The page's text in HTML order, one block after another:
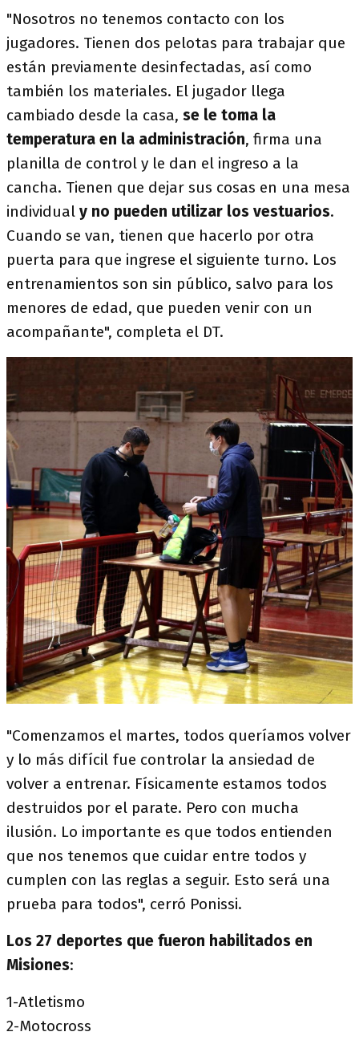
"Nosotros no tenemos contacto con los
jugadores. Tienen dos pelotas para trabajar que
están previamente desinfectadas, así como
también los materiales. El jugador llega
cambiado desde la casa, se le toma la
temperatura en la administración, firma una
planilla de control y le dan el ingreso a la
cancha. Tienen que dejar sus cosas en una mesa
individual y no pueden utilizar los vestuarios.
Cuando se van, tienen que hacerlo por otra
puerta para que ingrese el siguiente turno. Los
entrenamientos son sin público, salvo para los
menores de edad, que pueden venir con un
acompañante", completa el DT.
"Comenzamos el martes, todos queríamos volver
y lo más difícil fue controlar la ansiedad de
volver a entrenar. Físicamente estamos todos
destruidos por el parate. Pero con mucha
ilusión. Lo importante es que todos entienden
que nos tenemos que cuidar entre todos y
cumplen con las reglas a seguir. Esto será una
prueba para todos", cerró Ponissi.
Los 27 deportes que fueron habilitados en
Misiones:
1-Atletismo
2-Motocross